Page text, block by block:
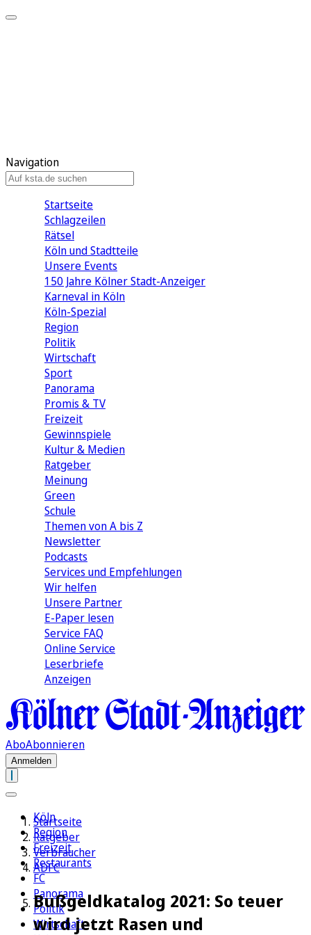
Navigation
Startseite
Schlagzeilen
Rätsel
Köln und Stadtteile
Unsere Events
150 Jahre Kölner Stadt-Anzeiger
Karneval in Köln
Köln-Spezial
Region
Politik
Wirtschaft
Sport
Panorama
Promis & TV
Freizeit
Gewinnspiele
Kultur & Medien
Ratgeber
Meinung
Green
Schule
Themen von A bis Z
Newsletter
Podcasts
Services und Empfehlungen
Wir helfen
Unsere Partner
E-Paper lesen
Service FAQ
Online Service
Leserbriefe
Anzeigen
AboAbonnieren
Anmelden
Köln
Region
Freizeit
Restaurants
FC
Panorama
Politik
Wirtschaft
Startseite
Ratgeber
Verbraucher
ADFC
Bußgeldkatalog 2021: So teuer
wird jetzt Rasen und